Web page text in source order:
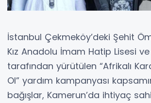
İstanbul Çekmeköy’deki Şehit
Kız Anadolu İmam Hatip Lisesi
tarafından yürütülen “Afrikalı
Ol” yardım kampanyası
bağışlar, Kamerun’da ihtiyaç